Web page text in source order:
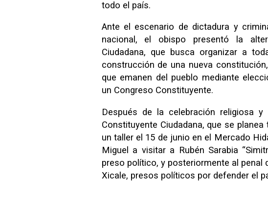
todo el país.
Ante el escenario de dictadura y
nacional, el obispo presentó la
Ciudadana, que busca organizar a
construcción de una nueva
que emanen del pueblo mediante
un Congreso Constituyente.
Después de la celebración religiosa
Constituyente Ciudadana, que se
un taller el 15 de junio en el Mercado
Miguel a visitar a Rubén Sarabia
preso político, y posteriormente al penal
Xicale, presos políticos por defender el